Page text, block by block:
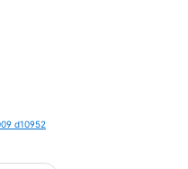
d10952